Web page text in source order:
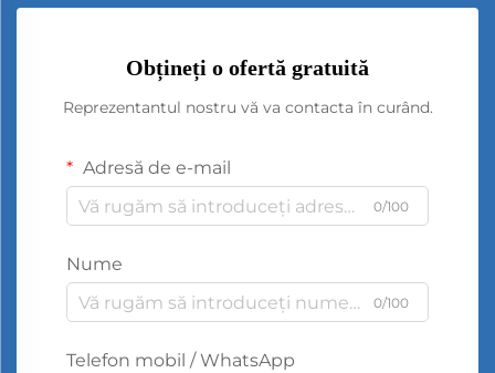
Obțineți o ofertă gratuită
Reprezentantul nostru vă va contacta în curând.
Adresă de e-mail
0/100
Nume
0/100
Telefon mobil / WhatsApp